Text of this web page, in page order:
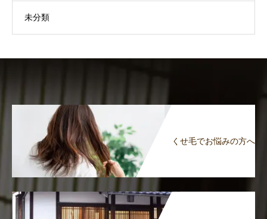
未分類
くせ毛でお悩みの方へ